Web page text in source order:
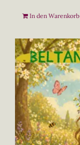
In den Warenkorb